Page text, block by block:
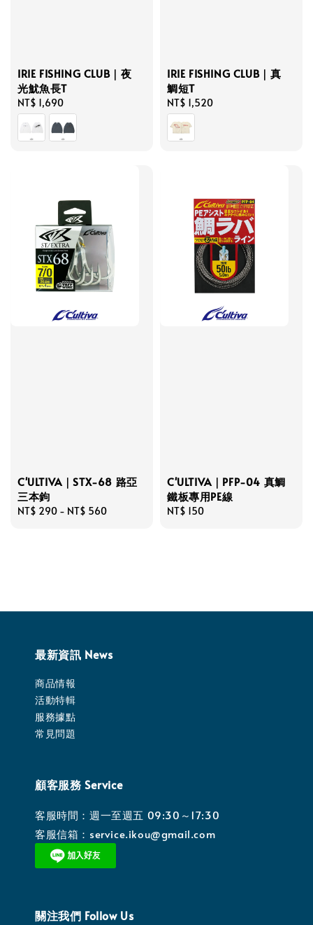
IRIE FISHING CLUB｜夜
光魷魚長T
Regular
price
NT$ 1,690
IRIE FISHING CLUB｜真
鯛短T
Regular
price
NT$ 1,520
C'ULTIVA｜STX-68 路亞
三本鉤
Regular
NT$ 290 - NT$ 560
C'ULTIVA｜PFP-04 真鯛
鐵板專用PE線
Regular
NT$ 150
最新資訊 News
商品情報
活動特輯
服務據點
常見問題
顧客服務 Service
客服時間：週一至週五 09:30～17:30
客服信箱：service.ikou@gmail.com
關注我們 Follow Us